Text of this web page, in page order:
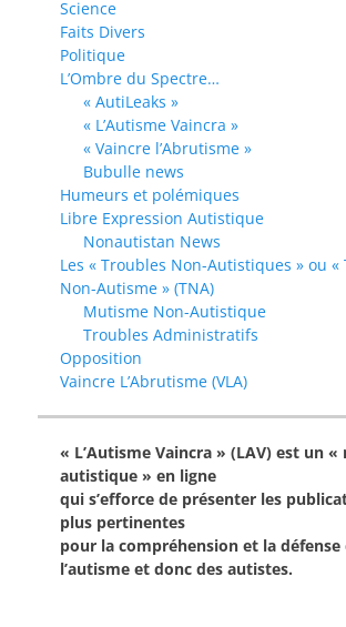
Science
Faits Divers
Politique
L’Ombre du Spectre…
« AutiLeaks »
« L’Autisme Vaincra »
« Vaincre l’Abrutisme »
Bubulle news
Humeurs et polémiques
Libre Expression Autistique
Nonautistan News
Les « Troubles Non-Autistiques » ou
Non-Autisme » (TNA)
Mutisme Non-Autistique
Troubles Administratifs
Opposition
Vaincre L’Abrutisme (VLA)
« L’Autisme Vaincra » (LAV) est un «
autistique » en ligne
qui s’efforce de présenter les
plus pertinentes
pour la compréhension et la défense
l’autisme et donc des autistes.